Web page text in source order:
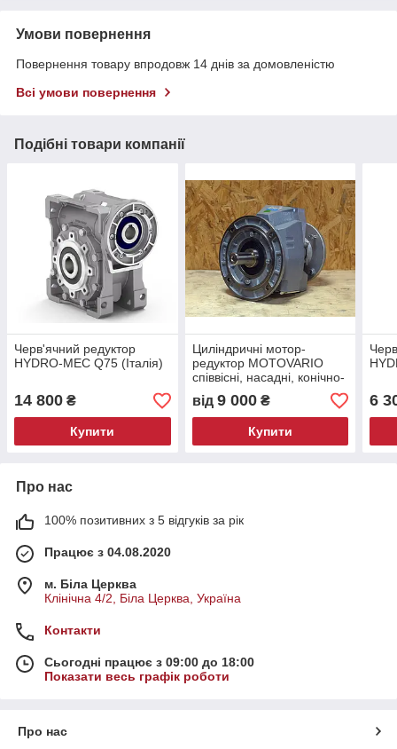
Умови повернення
Повернення товару впродовж 14 днів за домовленістю
Всі умови повернення
Подібні товари компанії
Черв'ячний редуктор
HYDRO-MEC Q75 (Італія)
14 800 ₴
Купити
Циліндричні мотор-
редуктор MOTOVARIO
співвісні, насадні, конічно-
циліндричні, з
паралельними валами
від 9 000₴
Купити
6
Про нас
100% позитивних з 5 відгуків за рік
Працює з 04.08.2020
м. Біла Церква
Клінічна 4/2, Біла Церква, Україна
Контакти
Сьогодні працює з 09:00 до 18:00
Показати весь графік роботи
Про нас